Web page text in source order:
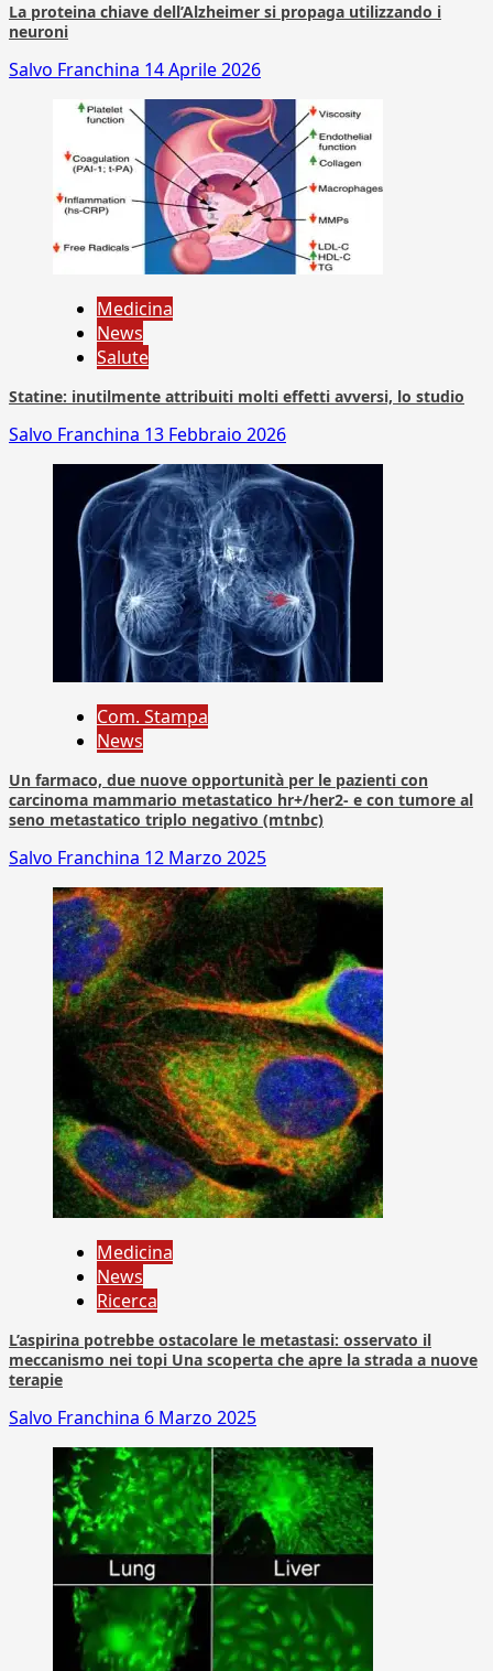
La proteina chiave dell’Alzheimer si propaga utilizzando i
neuroni
Salvo Franchina 14 Aprile 2026
Medicina
News
Salute
Statine: inutilmente attribuiti molti effetti avversi, lo studio
Salvo Franchina 13 Febbraio 2026
Com. Stampa
News
Un farmaco, due nuove opportunità per le pazienti con
carcinoma mammario metastatico hr+/her2- e con tumore al
seno metastatico triplo negativo (mtnbc)
Salvo Franchina 12 Marzo 2025
Medicina
News
Ricerca
L’aspirina potrebbe ostacolare le metastasi: osservato il
meccanismo nei topi Una scoperta che apre la strada a nuove
terapie
Salvo Franchina 6 Marzo 2025